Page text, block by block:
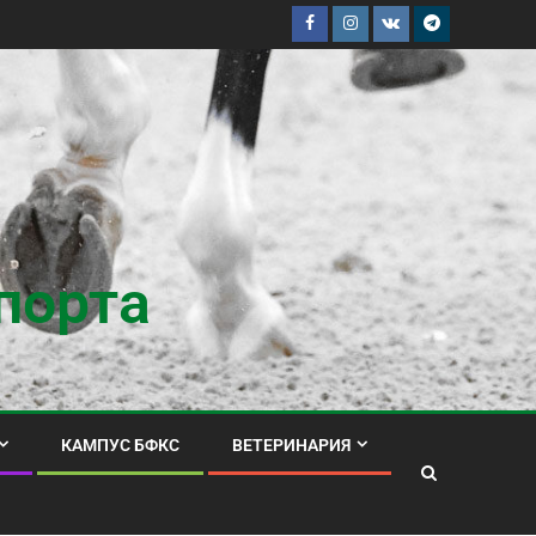
КАМПУС БФКС ВЕТЕРИНАРИЯ